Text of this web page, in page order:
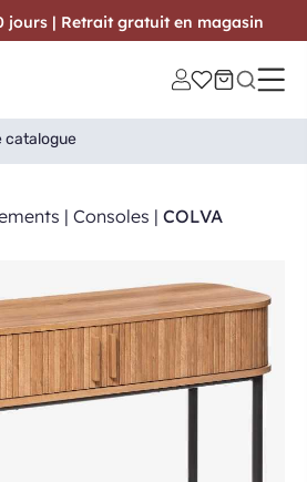
| Consoles | COLVA
jours | Retrait gratuit en magasin